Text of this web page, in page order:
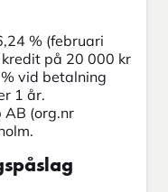
% (februari
på 20 000 kr
vid betalning
1 år.
AB (org.nr